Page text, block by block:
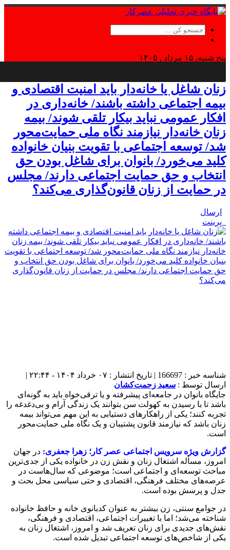
پنج شنبه, ۱۵ مرداد , ۱۴۰۵
زنان شاغل یا خانه‌دار باید امنیت اقتصادی و
بیمه اجتماعی داشته باشند/ خانه‌داری در
افکار عمومی نباید بیکار تلقی شوند/ بیمه
زنان خانه‌دار نیازمند نگاه ملی حمایت‌محور
شد/ توسعه اجتماعی با تقویت بنیان خانواده
کلید می‌خورد/ بانوان برای شاغل بودن حق
انتخاب و حق حمایت اجتماعی دارند/ مجلس
در حمایت از زنان قانون‌گذاری می‌کند؟
ارسال
پرینت
شناسه خبر : 166697 | تاریخ انتشار : ۰۷ خرداد ۱۴۰۴ - ۲۲:۴۴ |
ارسال توسط : سعید زحمت‌کشان
جایگاه بانوان در جامعه‌ای پیشرفته و یا ترقی‌خواه باید به گونه‌ای
باشد تا با رسیدن به کهولت سن بتوانند یک زندگی آرام و بی‌دغدغه را
تجربه کنند؛ یکی از راهکارهای دستیابی به این مهم می‌تواند بیمه
زنان باشد که نیازمند قانون پشتیبان و یک نگاه ملی حمایت‌محور
است.
گزارش ویژه سرویس اجتماعی عصر کار؛ زهرا جعفری: در جهان
امروز، مسأله اشتغال زنان و نقش زن در خانواده یکی از جدی‌ترین
مباحث توسعه‌ای و اجتماعی است؛ موضوعی که سال‌هاست در
عرصه‌های مختلف فرهنگی، اقتصادی و حتی سیاسی محل بحث و
جدل و پرسش بوده است.
در جوامع سنتی، زن بیشتر به عنوان کدبانوی خانه و حافظ خانواده
شناخته می‌شد؛ اما با تغییرات اجتماعی، اقتصادی و فرهنگی،
نقش‌های جدیدی برای زنان تعریف شد و امروز، اشتغال زنان به
یکی از شاخص‌های توسعه اجتماعی تبدیل شده است.